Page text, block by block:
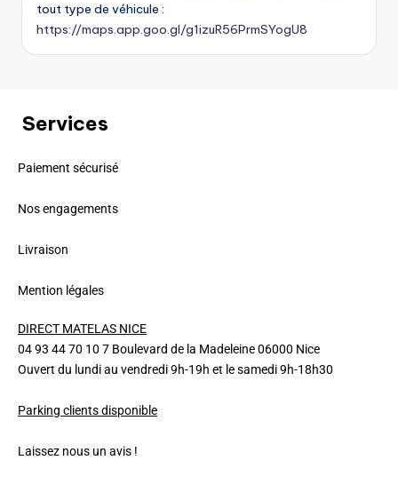
tout type de véhicule :
https://maps.app.goo.gl/g1izuR56PrmSYogU8
Services
Paiement sécurisé
Nos engagements
Livraison
Mention légales
DIRECT MATELAS NICE
04 93 44 70 10 7 Boulevard de la Madeleine 06000 Nice
Ouvert du lundi au vendredi 9h-19h et le samedi 9h-18h30
Parking clients disponible
Laissez nous un avis !